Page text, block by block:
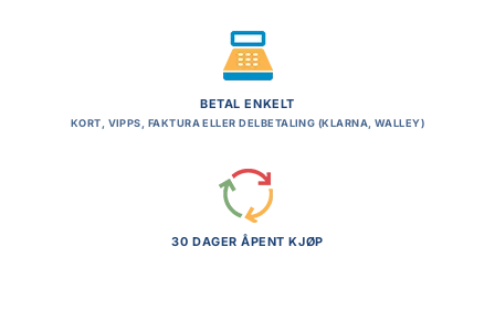
BETAL ENKELT
KORT, VIPPS, FAKTURA ELLER DELBETALING (KLARNA, WALLEY)
30 DAGER ÅPENT KJØP